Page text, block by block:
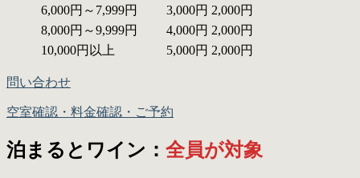
6,000円～7,999円
3,000円 2,000円
8,000円～9,999円
4,000円 2,000円
10,000円以上
5,000円 2,000円
問い合わせ
空室確認・料金確認・ご予約
泊まるとワイン： 全員が対象